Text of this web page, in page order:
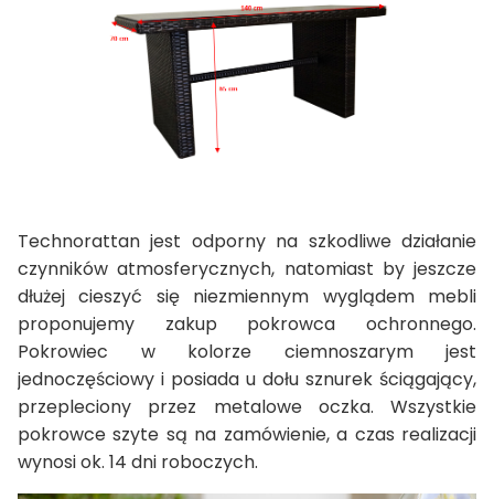
Technorattan jest odporny na szkodliwe działanie
czynników atmosferycznych, natomiast by jeszcze
dłużej cieszyć się niezmiennym wyglądem mebli
proponujemy zakup pokrowca ochronnego.
Pokrowiec w kolorze ciemnoszarym jest
jednoczęściowy i posiada u dołu sznurek ściągający,
przepleciony przez metalowe oczka. Wszystkie
pokrowce szyte są na zamówienie, a czas realizacji
wynosi ok. 14 dni roboczych.